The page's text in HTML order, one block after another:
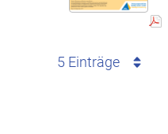
5 Einträge